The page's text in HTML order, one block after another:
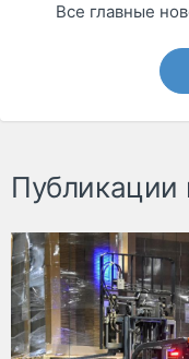
Все главные
Публикации